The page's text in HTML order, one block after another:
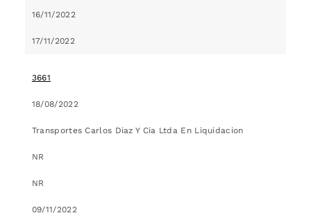
16/11/2022
17/11/2022
3661
18/08/2022
Transportes Carlos Diaz Y Cia Ltda En Liquidacion
NR
NR
09/11/2022